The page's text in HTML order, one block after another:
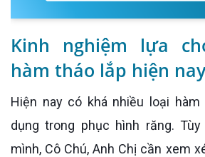
Kinh nghiệm lựa
hàm tháo lắp hiện nay
Hiện nay có khá nhiều loại hàm tháo lắp được sử
dụng trong phục hình răng.
mình, Cô Chú, Anh Chị cần xem